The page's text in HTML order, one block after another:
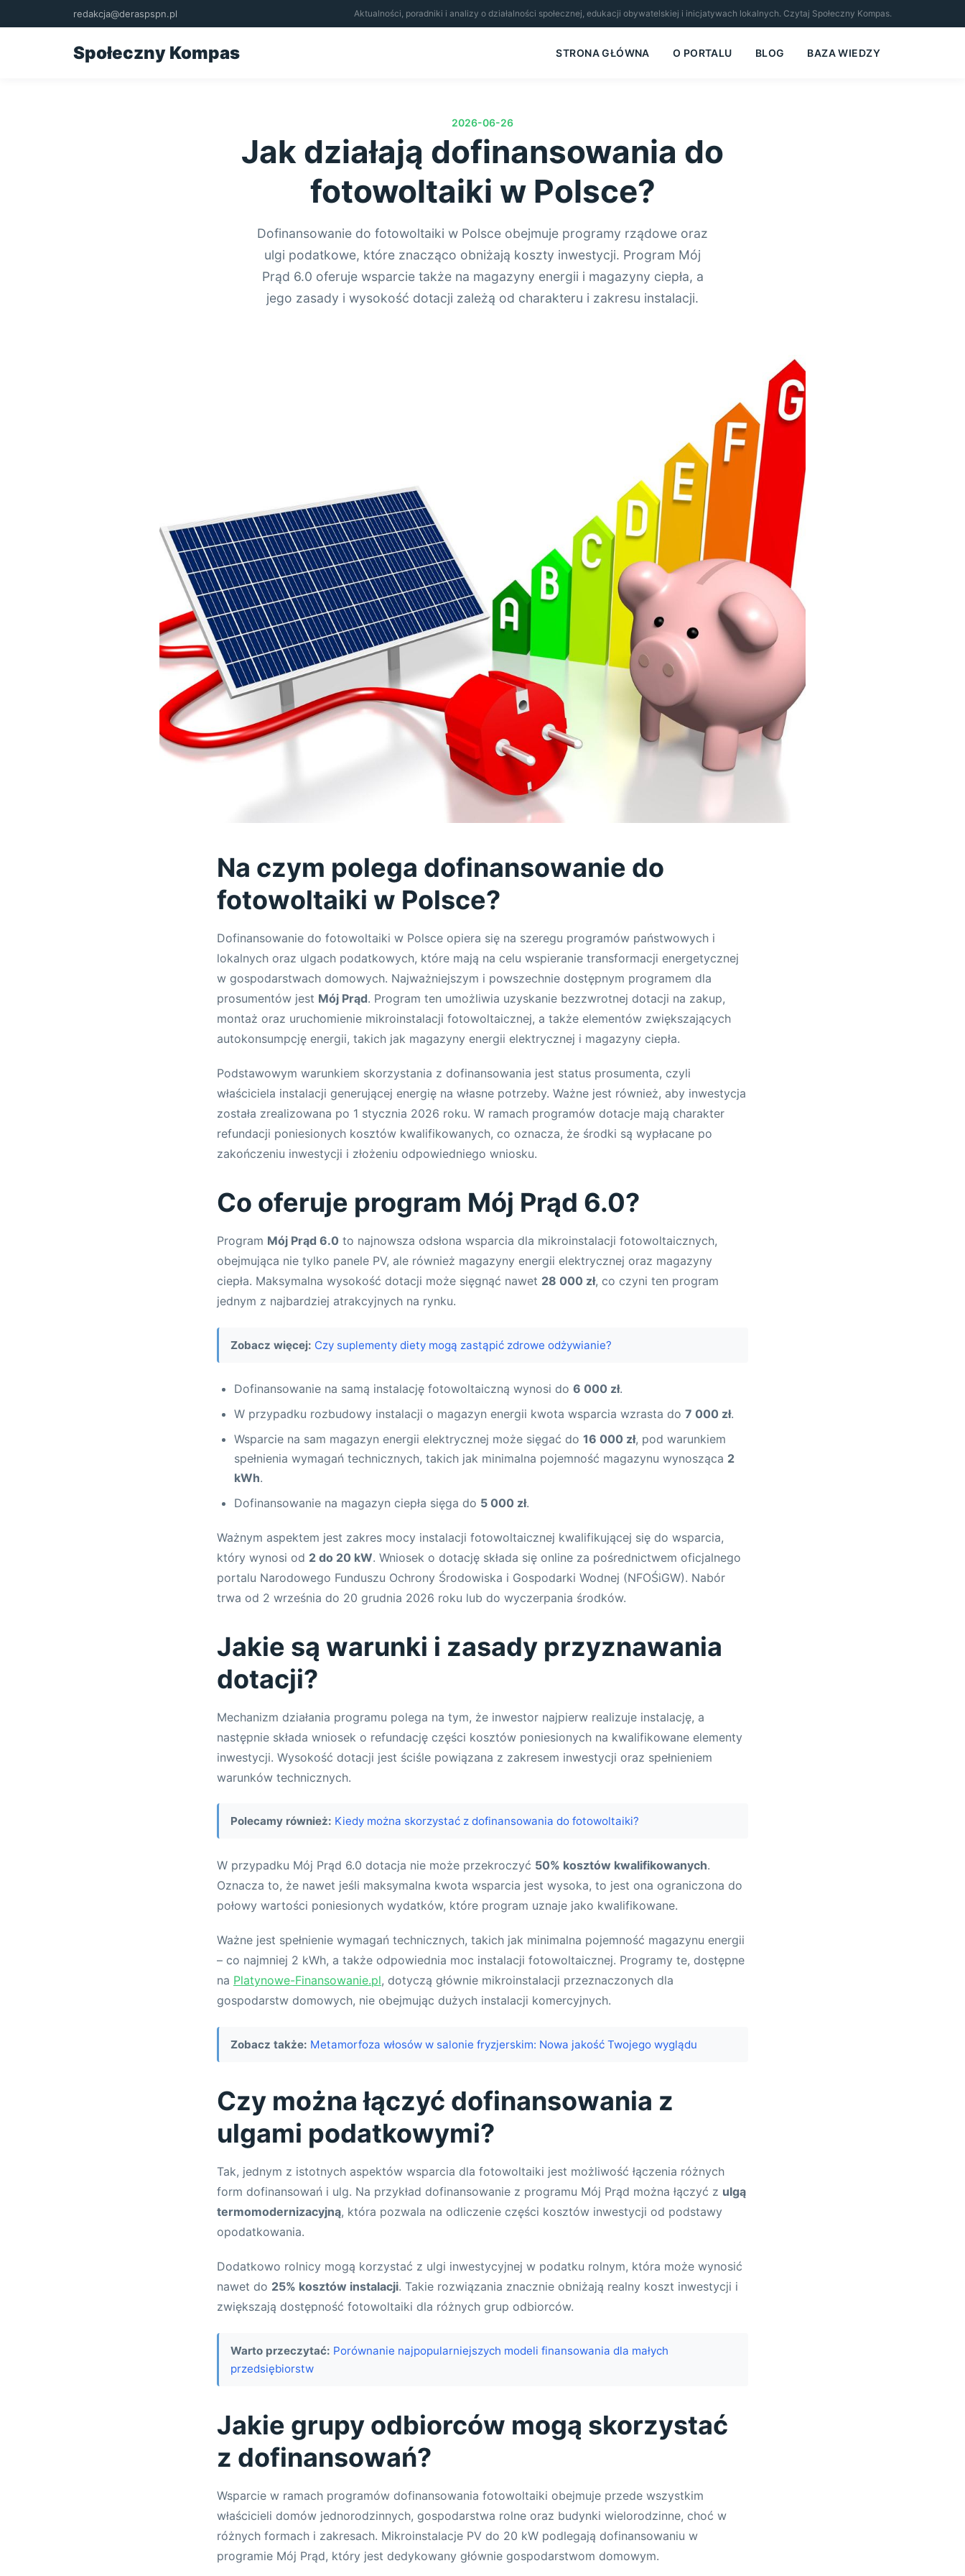
redakcja@deraspspn.pl Aktualności, poradniki i analizy o działalności społecznej, edukacji obywatelskiej i inicjatywach lokalnych. Czytaj Społeczny Kompas.
Społeczny Kompas STRONA GŁÓWNA O PORTALU BLOG BAZA WIEDZY
2026-06-26
Jak działają dofinansowania do
fotowoltaiki w Polsce?
Dofinansowanie do fotowoltaiki w Polsce obejmuje programy rządowe oraz
ulgi podatkowe, które znacząco obniżają koszty inwestycji. Program Mój
Prąd 6.0 oferuje wsparcie także na magazyny energii i magazyny ciepła, a
jego zasady i wysokość dotacji zależą od charakteru i zakresu instalacji.
Na czym polega dofinansowanie do
fotowoltaiki w Polsce?
Dofinansowanie do fotowoltaiki w Polsce opiera się na szeregu programów państwowych i
lokalnych oraz ulgach podatkowych, które mają na celu wspieranie transformacji energetycznej
w gospodarstwach domowych. Najważniejszym i powszechnie dostępnym programem dla
prosumentów jest Mój Prąd. Program ten umożliwia uzyskanie bezzwrotnej dotacji na zakup,
montaż oraz uruchomienie mikroinstalacji fotowoltaicznej, a także elementów zwiększających
autokonsumpcję energii, takich jak magazyny energii elektrycznej i magazyny ciepła.
Podstawowym warunkiem skorzystania z dofinansowania jest status prosumenta, czyli
właściciela instalacji generującej energię na własne potrzeby. Ważne jest również, aby inwestycja
została zrealizowana po 1 stycznia 2026 roku. W ramach programów dotacje mają charakter
refundacji poniesionych kosztów kwalifikowanych, co oznacza, że środki są wypłacane po
zakończeniu inwestycji i złożeniu odpowiedniego wniosku.
Co oferuje program Mój Prąd 6.0?
Program Mój Prąd 6.0 to najnowsza odsłona wsparcia dla mikroinstalacji fotowoltaicznych,
obejmująca nie tylko panele PV, ale również magazyny energii elektrycznej oraz magazyny
ciepła. Maksymalna wysokość dotacji może sięgnąć nawet 28 000 zł, co czyni ten program
jednym z najbardziej atrakcyjnych na rynku.
Zobacz więcej: Czy suplementy diety mogą zastąpić zdrowe odżywianie?
Dofinansowanie na samą instalację fotowoltaiczną wynosi do 6 000 zł.
W przypadku rozbudowy instalacji o magazyn energii kwota wsparcia wzrasta do 7 000 zł.
Wsparcie na sam magazyn energii elektrycznej może sięgać do 16 000 zł, pod warunkiem
spełnienia wymagań technicznych, takich jak minimalna pojemność magazynu wynosząca 2
kWh.
Dofinansowanie na magazyn ciepła sięga do 5 000 zł.
Ważnym aspektem jest zakres mocy instalacji fotowoltaicznej kwalifikującej się do wsparcia,
który wynosi od 2 do 20 kW. Wniosek o dotację składa się online za pośrednictwem oficjalnego
portalu Narodowego Funduszu Ochrony Środowiska i Gospodarki Wodnej (NFOŚiGW). Nabór
trwa od 2 września do 20 grudnia 2026 roku lub do wyczerpania środków.
Jakie są warunki i zasady przyznawania
dotacji?
Mechanizm działania programu polega na tym, że inwestor najpierw realizuje instalację, a
następnie składa wniosek o refundację części kosztów poniesionych na kwalifikowane elementy
inwestycji. Wysokość dotacji jest ściśle powiązana z zakresem inwestycji oraz spełnieniem
warunków technicznych.
Polecamy również: Kiedy można skorzystać z dofinansowania do fotowoltaiki?
W przypadku Mój Prąd 6.0 dotacja nie może przekroczyć 50% kosztów kwalifikowanych.
Oznacza to, że nawet jeśli maksymalna kwota wsparcia jest wysoka, to jest ona ograniczona do
połowy wartości poniesionych wydatków, które program uznaje jako kwalifikowane.
Ważne jest spełnienie wymagań technicznych, takich jak minimalna pojemność magazynu energii
– co najmniej 2 kWh, a także odpowiednia moc instalacji fotowoltaicznej. Programy te, dostępne
na Platynowe-Finansowanie.pl, dotyczą głównie mikroinstalacji przeznaczonych dla
gospodarstw domowych, nie obejmując dużych instalacji komercyjnych.
Zobacz także: Metamorfoza włosów w salonie fryzjerskim: Nowa jakość Twojego wyglądu
Czy można łączyć dofinansowania z
ulgami podatkowymi?
Tak, jednym z istotnych aspektów wsparcia dla fotowoltaiki jest możliwość łączenia różnych
form dofinansowań i ulg. Na przykład dofinansowanie z programu Mój Prąd można łączyć z ulgą
termomodernizacyjną, która pozwala na odliczenie części kosztów inwestycji od podstawy
opodatkowania.
Dodatkowo rolnicy mogą korzystać z ulgi inwestycyjnej w podatku rolnym, która może wynosić
nawet do 25% kosztów instalacji. Takie rozwiązania znacznie obniżają realny koszt inwestycji i
zwiększają dostępność fotowoltaiki dla różnych grup odbiorców.
Warto przeczytać: Porównanie najpopularniejszych modeli finansowania dla małych
przedsiębiorstw
Jakie grupy odbiorców mogą skorzystać
z dofinansowań?
Wsparcie w ramach programów dofinansowania fotowoltaiki obejmuje przede wszystkim
właścicieli domów jednorodzinnych, gospodarstwa rolne oraz budynki wielorodzinne, choć w
różnych formach i zakresach. Mikroinstalacje PV do 20 kW podlegają dofinansowaniu w
programie Mój Prąd, który jest dedykowany głównie gospodarstwom domowym.